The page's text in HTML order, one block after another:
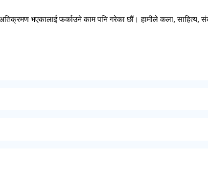
भएकालाई फर्काउने काम पनि गरेका छौं। हामीले कला, साहित्य,